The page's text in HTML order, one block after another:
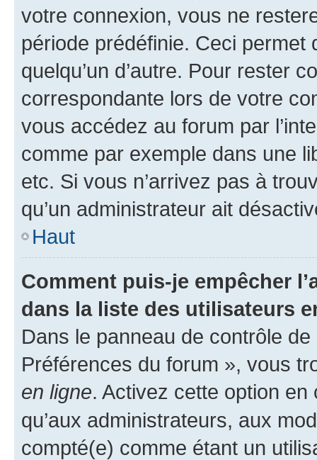
votre connexion, vous ne
période prédéfinie. Ceci permet
quelqu’un d’autre. Pour rester
correspondante lors de votre
vous accédez au forum par
comme par exemple dans une
etc. Si vous n’arrivez pas à
qu’un administrateur ait
Haut
Comment puis-je empêcher
dans la liste des utilisateurs
Dans le panneau de contrôle
Préférences du forum », vous
en ligne. Activez cette option
qu’aux administrateurs, aux
compté(e) comme étant un